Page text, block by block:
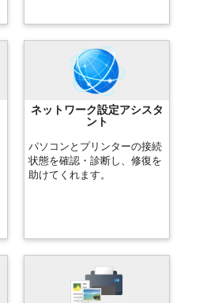
ネットワーク設定アシスタ
ント
パソコンと プリンターの接続
状態を確認・診断し、修復を
助けてくれます。